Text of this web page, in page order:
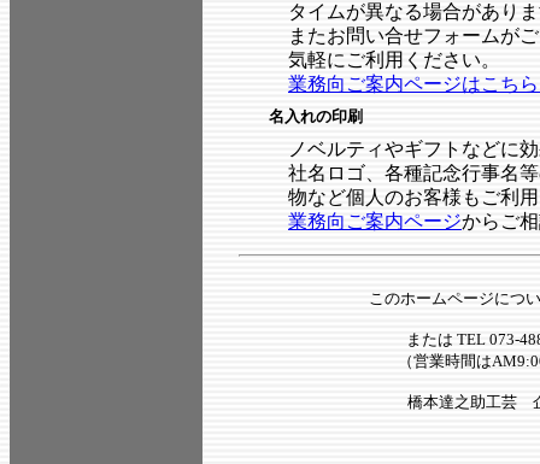
タイムが異なる場合があり
またお問い合せフォームが
気軽にご利用ください。
業務向ご案内ページはこち
名入れの印刷
ノベルティやギフトなどに
社名ロゴ、各種記念行事名
物など個人のお客様もご利
業務向ご案内ページからご
このホームページにつ
または TEL 073-
（営業時間は
橋本達之助工芸